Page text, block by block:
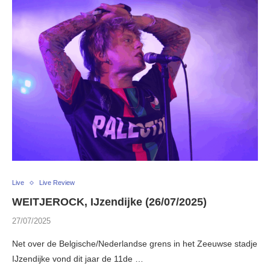
Live Live Review
WEITJEROCK, IJzendijke (26/07/2025)
27/07/2025
Net over de Belgische/Nederlandse grens in het Zeeuwse stadje
IJzendijke vond dit jaar de 11de …